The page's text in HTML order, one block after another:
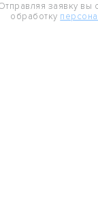
заявку вы
обработку